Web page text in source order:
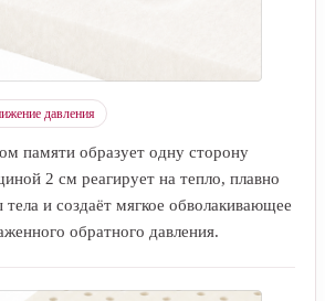
давления
памяти образует одну сторону
2 см реагирует на тепло, плавно
и создаёт мягкое обволакивающее
обратного давления.